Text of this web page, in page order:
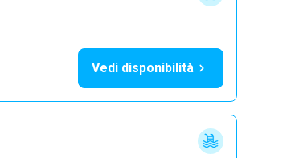
Vedi disponibilità